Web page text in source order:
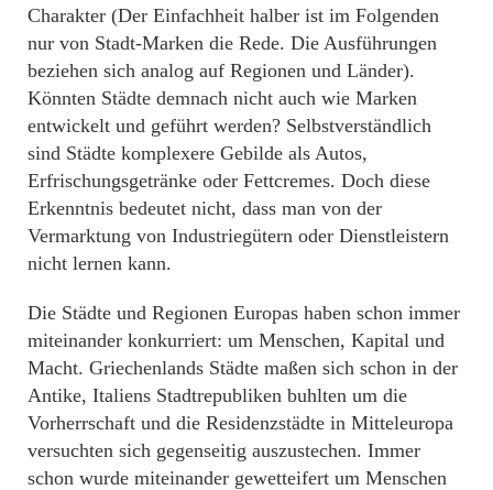
Charakter (Der Einfachheit halber ist im Folgenden
nur von Stadt-Marken die Rede. Die Ausführungen
beziehen sich analog auf Regionen und Länder).
Könnten Städte demnach nicht auch wie Marken
entwickelt und geführt werden? Selbstverständlich
sind Städte komplexere Gebilde als Autos,
Erfrischungsgetränke oder Fettcremes. Doch diese
Erkenntnis bedeutet nicht, dass man von der
Vermarktung von Industriegütern oder Dienstleistern
nicht lernen kann.
Die Städte und Regionen Europas haben schon immer
miteinander konkurriert: um Menschen, Kapital und
Macht. Griechenlands Städte maßen sich schon in der
Antike, Italiens Stadtrepubliken buhlten um die
Vorherrschaft und die Residenzstädte in Mitteleuropa
versuchten sich gegenseitig auszustechen. Immer
schon wurde miteinander gewetteifert um Menschen